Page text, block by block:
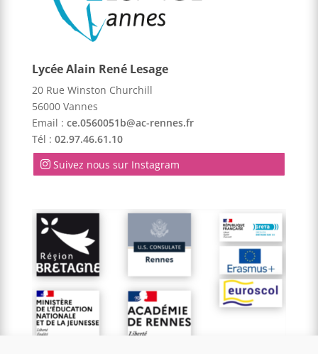
Lycée Alain René Lesage
20 Rue Winston Churchill
56000 Vannes
Email : ce.0560051b@ac-rennes.fr
Tél : 02.97.46.61.10
Suivez nous sur Instagram